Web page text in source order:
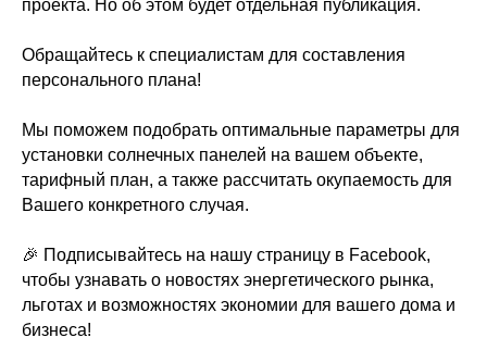
проекта. Но об этом будет отдельная публикация.
Обращайтесь к специалистам для составления
персонального плана!
Мы поможем подобрать оптимальные параметры для
установки солнечных панелей на вашем объекте,
тарифный план, а также рассчитать окупаемость для
Вашего конкретного случая.
🎉 Подписывайтесь на нашу страницу в Facebook,
чтобы узнавать о новостях энергетического рынка,
льготах и возможностях экономии для вашего дома и
бизнеса!